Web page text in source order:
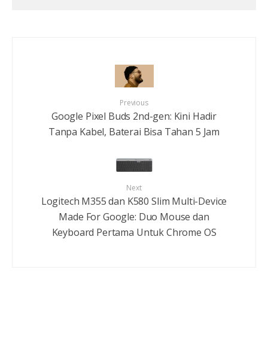
Previous
Google Pixel Buds 2nd-gen: Kini Hadir
Tanpa Kabel, Baterai Bisa Tahan 5 Jam
Next
Logitech M355 dan K580 Slim Multi-Device
Made For Google: Duo Mouse dan
Keyboard Pertama Untuk Chrome OS